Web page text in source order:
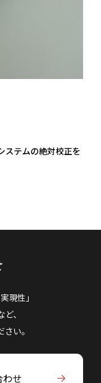
ステムの絶対校正を
現性」
、
い。
わせ